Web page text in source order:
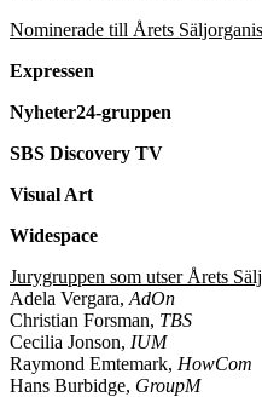
Nominerade till Årets
Expressen
Nyheter24-gruppen
SBS Discovery TV
Visual Art
Widespace
Jurygruppen som utser Årets
Adela Vergara, AdOn
Christian Forsman, TBS
Cecilia Jonson, IUM
Raymond Emtemark, HowCom
Hans Burbidge, GroupM